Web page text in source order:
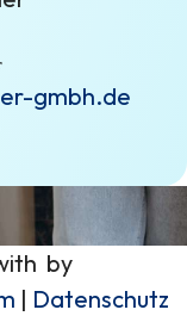
gmbh.de
by
| Datenschutz